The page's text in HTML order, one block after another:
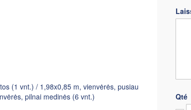
Qté
(1 vnt.) / 1,98x0,85 m, vienvėrės, pusiau
pilnai medinės (6 vnt.)